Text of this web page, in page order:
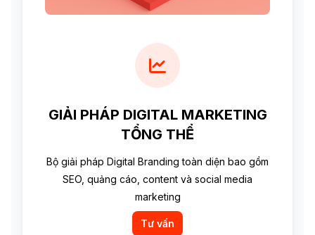
GIẢI PHÁP DIGITAL MARKETING
TỔNG THỂ
Bộ giải pháp Digital Branding toàn diện bao gồm
SEO, quảng cáo, content và social media
marketing
Tư vấn